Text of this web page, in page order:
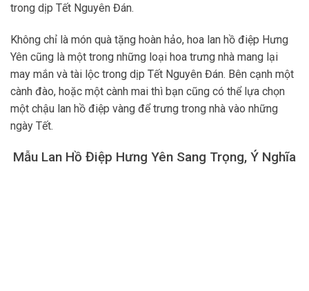
trong dịp Tết Nguyên Đán.
Không chỉ là món quà tặng hoàn hảo, hoa lan hồ điệp Hưng
Yên cũng là một trong những loại hoa trưng nhà mang lại
may mắn và tài lộc trong dịp Tết Nguyên Đán. Bên cạnh một
cành đào, hoặc một cành mai thì bạn cũng có thể lựa chọn
một chậu lan hồ điệp vàng để trưng trong nhà vào những
ngày Tết.
Mẫu Lan Hồ Điệp Hưng Yên Sang Trọng, Ý Nghĩa